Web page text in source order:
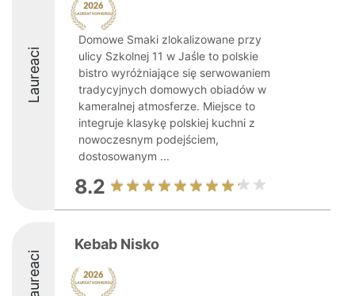
Laureaci
Domowe Smaki zlokalizowane przy
ulicy Szkolnej 11 w Jaśle to polskie
bistro wyróżniające się serwowaniem
tradycyjnych domowych obiadów w
kameralnej atmosferze. Miejsce to
integruje klasykę polskiej kuchni z
nowoczesnym podejściem,
dostosowanym ...
8.2
Laureaci
Kebab Nisko